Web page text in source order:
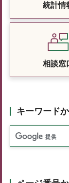
統計情
相談窓
キーワード